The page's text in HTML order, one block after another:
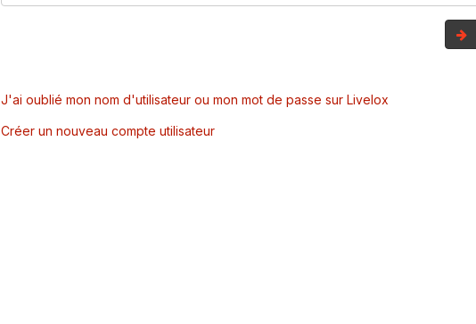
J'ai oublié mon nom d'utilisateur ou mon mot de passe sur Livelox
Créer un nouveau compte utilisateur